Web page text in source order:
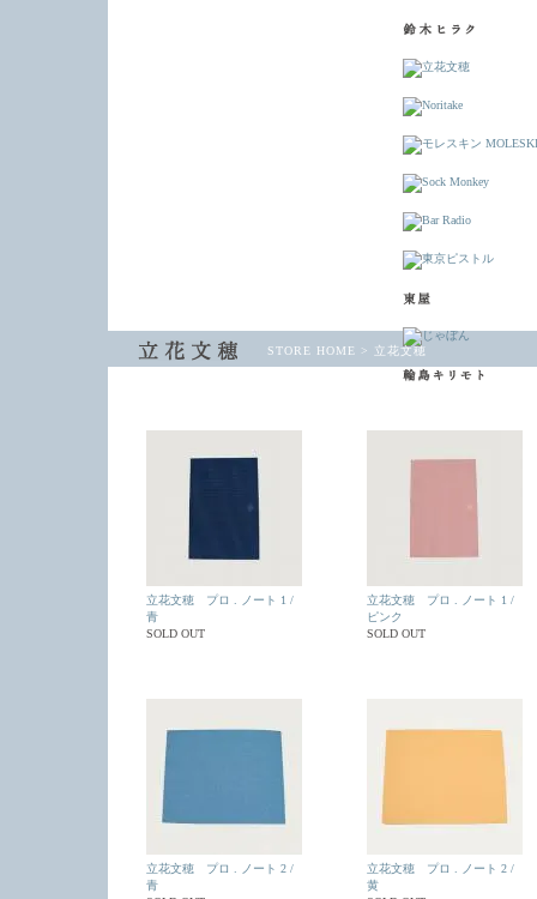
STORE HOME > 立花文穂
立花文穂 プロ . ノート 1 /
青
SOLD OUT
立花文穂 プロ . ノート 1 /
ピンク
SOLD OUT
立花文穂 プロ . ノート 2 /
青
立花文穂 プロ . ノート 2 /
黄